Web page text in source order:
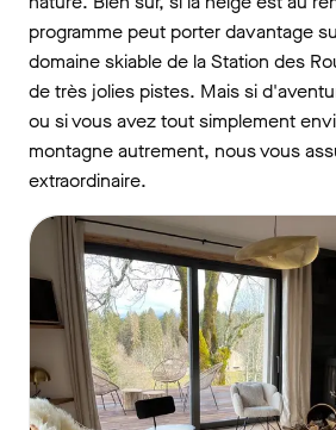
programme peut porter davantage
domaine skiable de la Station des
de très jolies pistes. Mais si
ou si vous avez tout simplement
montagne autrement, nous vous
extraordinaire.